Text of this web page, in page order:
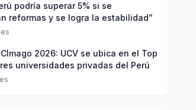
podría superar 5% si se
reformas y se logra la estabilidad”
2026: UCV se ubica en el Top
universidades privadas del Perú